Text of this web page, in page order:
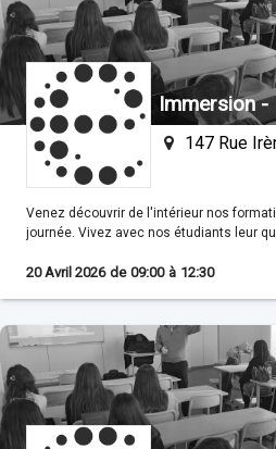
Immersion -
147 Rue
Venez découvrir de l'intérieur nos
journée. Vivez avec nos étudiants leur quotidien en cours pour vous
20 Avril 2026 de 09:00 à 12:30